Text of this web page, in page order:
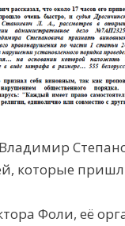
которые
Фоли, её